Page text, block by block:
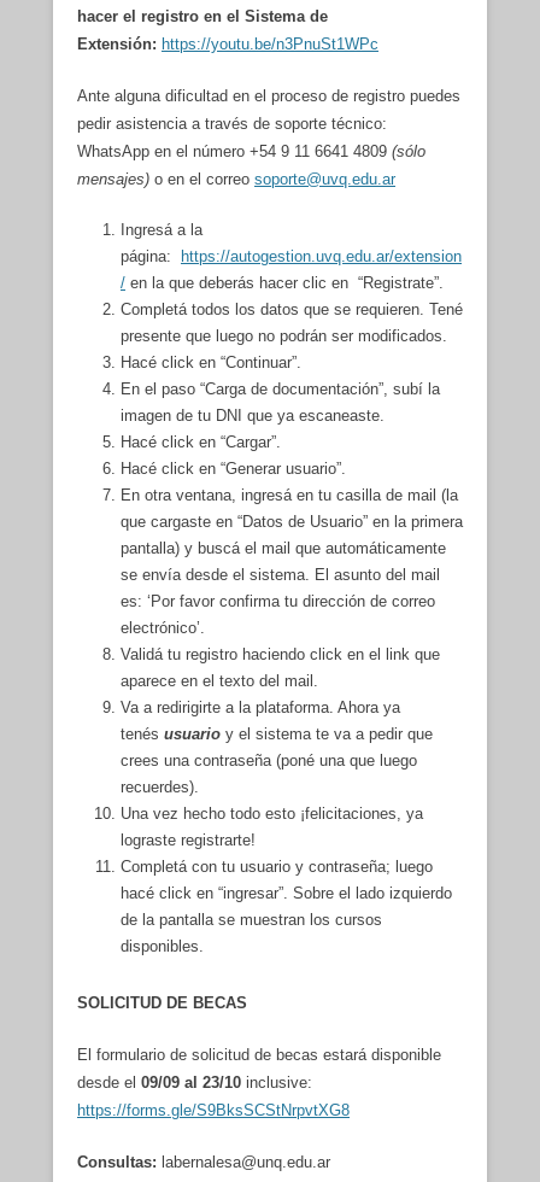
hacer el registro en el Sistema de
Extensión: https://youtu.be/n3PnuSt1WPc
Ante alguna dificultad en el proceso de registro puedes
pedir asistencia a través de soporte técnico:
WhatsApp en el número +54 9 11 6641 4809 (sólo
mensajes) o en el correo soporte@uvq.edu.ar
Ingresá a la
página:
https://autogestion.uvq.edu.ar/extension
/ en la que deberás hacer clic en “Registrate”.
Completá todos los datos que se requieren. Tené
presente que luego no podrán ser modificados.
Hacé click en “Continuar”.
En el paso “Carga de documentación”, subí la
imagen de tu DNI que ya escaneaste.
Hacé click en “Cargar”.
Hacé click en “Generar usuario”.
En otra ventana, ingresá en tu casilla de mail (la
que cargaste en “Datos de Usuario” en la primera
pantalla) y buscá el mail que automáticamente
se envía desde el sistema. El asunto del mail
es: ‘Por favor confirma tu dirección de correo
electrónico’.
Validá tu registro haciendo click en el link que
aparece en el texto del mail.
Va a redirigirte a la plataforma. Ahora ya
tenés usuario y el sistema te va a pedir que
crees una contraseña (poné una que luego
recuerdes).
Una vez hecho todo esto ¡felicitaciones, ya
lograste registrarte!
Completá con tu usuario y contraseña; luego
hacé click en “ingresar”. Sobre el lado izquierdo
de la pantalla se muestran los cursos
disponibles.
SOLICITUD DE BECAS
El formulario de solicitud de becas estará disponible
desde el 09/09 al 23/10 inclusive:
https://forms.gle/S9BksSCStNrpvtXG8
Consultas: labernalesa@unq.edu.ar